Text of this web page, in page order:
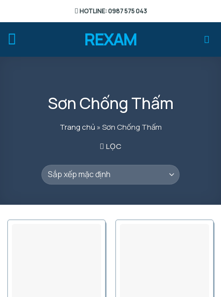
HOTLINE: 0987 575 043
REXAM
Sơn Chống Thấm
Trang chủ »Sơn Chống Thấm
LỌC